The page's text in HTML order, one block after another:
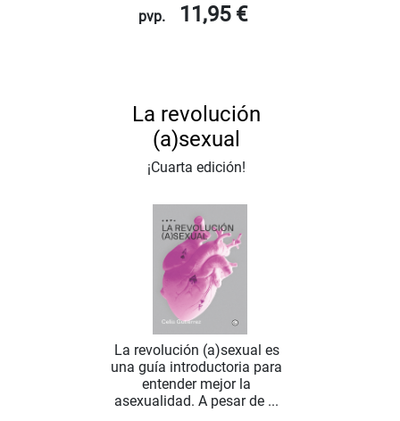
pvp. 11,95 €
La revolución
(a)sexual
¡Cuarta edición!
La revolución (a)sexual es
una guía introductoria para
entender mejor la
asexualidad. A pesar de ...